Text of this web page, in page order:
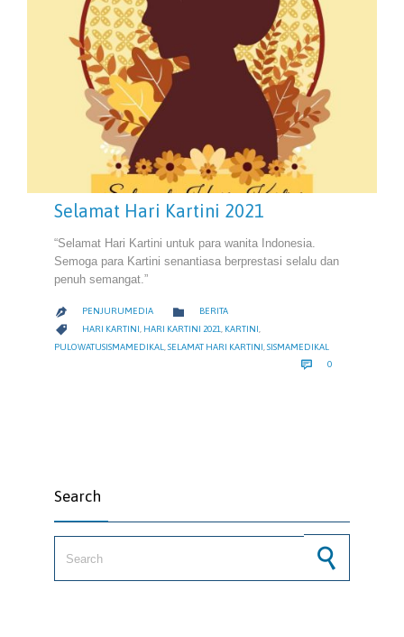
Selamat Hari Kartini 2021
“Selamat Hari Kartini untuk para wanita Indonesia.
Semoga para Kartini senantiasa berprestasi selalu dan
penuh semangat.”
 PENJURUMEDIA  CATEGORY
BERITA
 CATEGORY
HARI KARTINI , HARI KARTINI 2021, KARTINI ,
PULOWATUSISMAMEDIKAL
SELAMAT HARI KARTINI SISMAMEDIKAL
 0
Search